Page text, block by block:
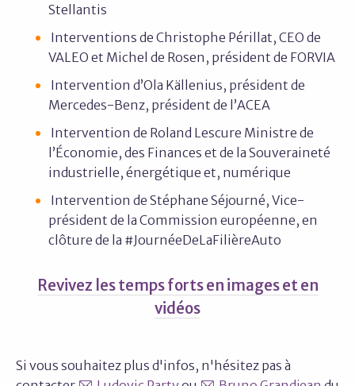
Stellantis
Interventions de Christophe Périllat, CEO de
VALEO et Michel de Rosen, président de FORVIA
Intervention d’Ola Källenius, président de
Mercedes-Benz, président de l’ACEA
Intervention de Roland Lescure Ministre de
l’Économie, des Finances et de la Souveraineté
industrielle, énergétique et, numérique
Intervention de Stéphane Séjourné, Vice-
président de la Commission européenne, en
clôture de la #JournéeDeLaFilièreAuto
Revivez les temps forts en images et en
vidéos
Si vous souhaitez plus d'infos, n'hésitez pas à